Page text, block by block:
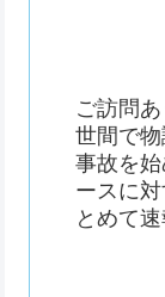
ご訪問
世間で
事故を
ースに
とめて